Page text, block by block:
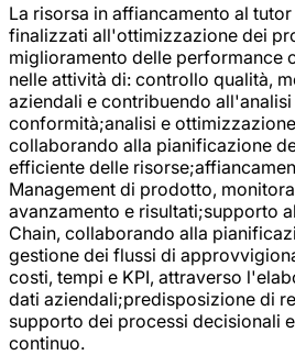
La risorsa in affiancamento al
finalizzati all'ottimizzazione dei
miglioramento delle performance
nelle attività di: controllo qualità,
aziendali e contribuendo
conformità;analisi e
collaborando alla pianificazione
efficiente delle
Management di prodotto,
avanzamento e risultati;supporto
Chain, collaborando alla
gestione dei flussi di
costi, tempi e KPI, attraverso
dati aziendali;predisposizione di
supporto dei processi decisionali
continuo.